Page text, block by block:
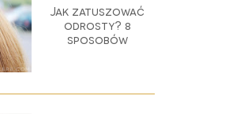
Jak zatuszować
odrosty? 8
sposobów